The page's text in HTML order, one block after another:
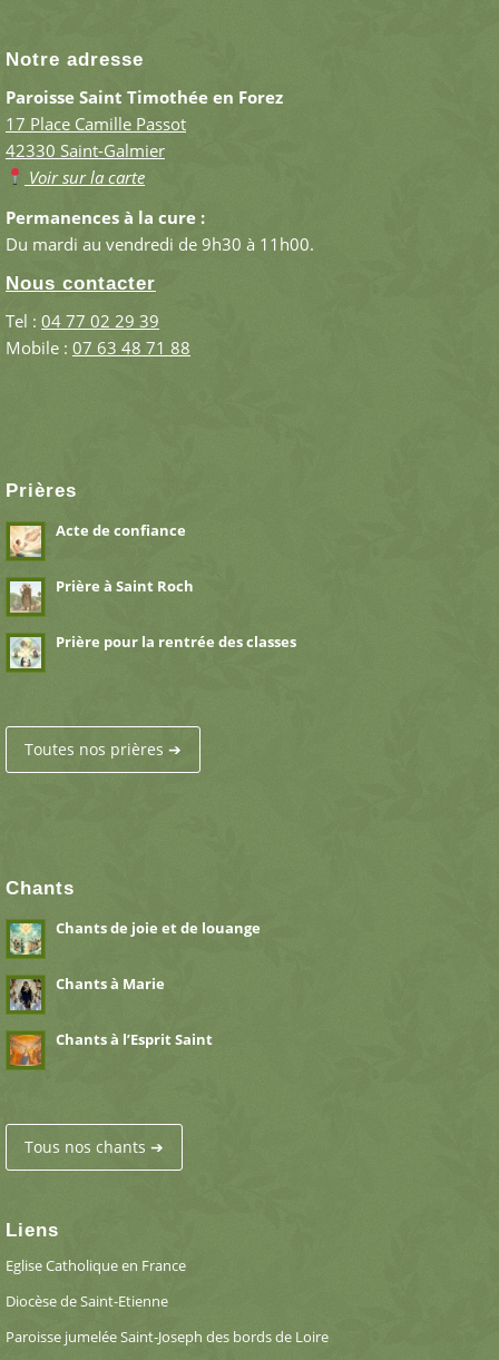
Notre adresse
Paroisse Saint Timothée en Forez
17 Place Camille Passot
42330 Saint-Galmier
Voir sur la carte
Permanences à la cure :
Du mardi au vendredi de 9h30 à 11h00.
Nous contacter
Tel : 04 77 02 29 39
Mobile : 07 63 48 71 88
Prières
Acte de confiance
Prière à Saint Roch
Prière pour la rentrée des classes
Toutes nos prières ➔
Chants
Chants de joie et de louange
Chants à Marie
Chants à l’Esprit Saint
Tous nos chants ➔
Liens
Eglise Catholique en France
Diocèse de Saint-Etienne
Paroisse jumelée Saint-Joseph des bords de Loire